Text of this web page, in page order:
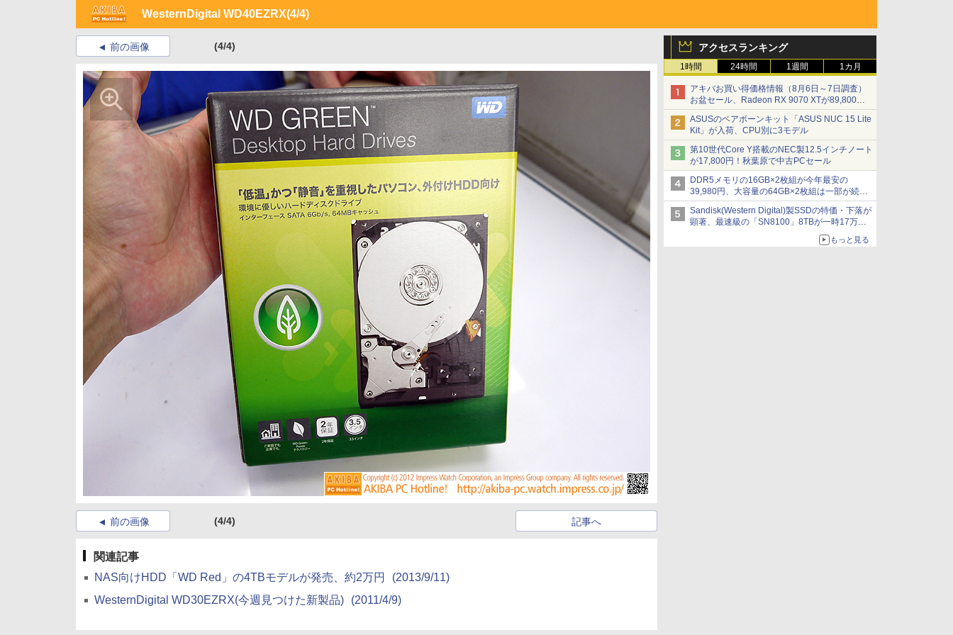
WesternDigital WD40EZRX(4/4)
アクセスランキング
1時間 24時間 1週間 1カ月
アキバお買い得価格情報（8月6日～7日調査）
お盆セール、Radeon RX 9070 XTが89,800
円、水平周波数24.8kHz対応の17型モニターが
9,801円、暑さ指数連動セール ほか
ASUSのベアボーンキット「ASUS NUC 15 Lite
Kit」が入荷、CPU別に3モデル
第10世代Core Y搭載のNEC製12.5インチノート
が17,800円！秋葉原で中古PCセール
DDR5メモリの16GB×2枚組が今年最安の
39,980円、大容量の64GB×2枚組は一部が続騰
[8月前半のメモリ価格]
Sandisk(Western Digital)製SSDの特価・下落が
顕著、最速級の「SN8100」8TBが一時17万円
もっと見る
前の画像 (4/4)
前の画像 (4/4) 記事へ
関連記事
NAS向けHDD「WD Red」の4TBモデルが発売、約2万円
(2013/9/11)
WesternDigital WD30EZRX(今週見つけた新製品)
(2011/4/9)